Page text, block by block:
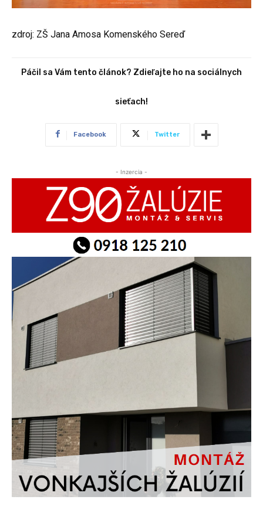
zdroj: ZŠ Jana Amosa Komenského Sereď
Páčil sa Vám tento článok? Zdieľajte ho na sociálnych
sieťach!
Facebook Twitter
- Inzercia -